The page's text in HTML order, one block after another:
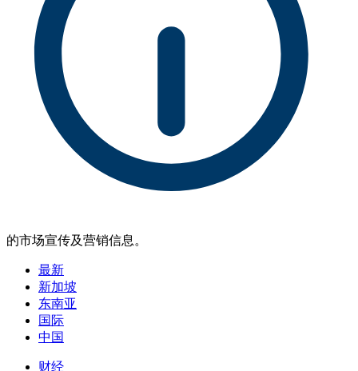
的市场宣传及营销信息。
最新
新加坡
东南亚
国际
中国
财经